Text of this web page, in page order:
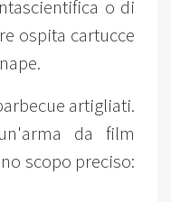
o di
ospita cartucce
artigliati.
da film
scopo preciso: